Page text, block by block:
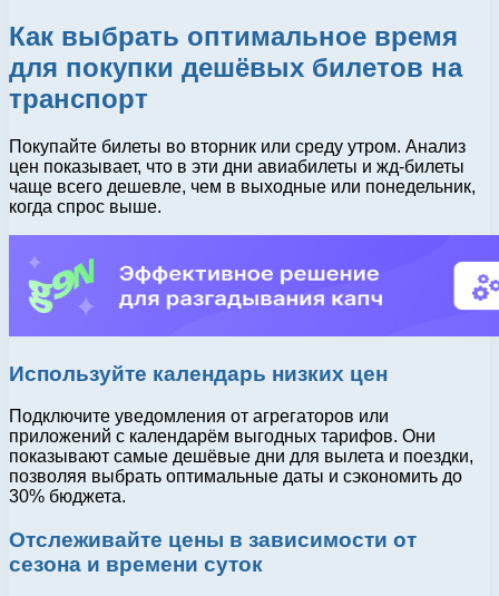
Как выбрать оптимальное время
для покупки дешёвых билетов на
транспорт
Покупайте билеты во вторник или среду утром. Анализ
цен показывает, что в эти дни авиабилеты и жд-билеты
чаще всего дешевле, чем в выходные или понедельник,
когда спрос выше.
Используйте календарь низких цен
Подключите уведомления от агрегаторов или
приложений с календарём выгодных тарифов. Они
показывают самые дешёвые дни для вылета и поездки,
позволяя выбрать оптимальные даты и сэкономить до
30% бюджета.
Отслеживайте цены в зависимости от
сезона и времени суток